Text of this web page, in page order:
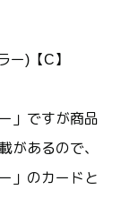
ー)【C】
」ですが商品
があるので、
」のカードと